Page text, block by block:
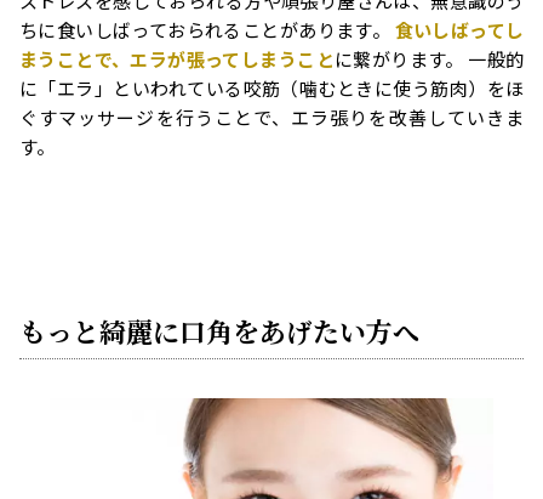
ちに食いしばっておられることがあります。 食いしばってし
まうことで、エラが張ってしまうことに繋がります。 一般的
に「エラ」といわれている咬筋（噛むときに使う筋肉）をほ
ぐすマッサージを行うことで、エラ張りを改善していきま
す。
もっと綺麗に口角をあげたい方へ